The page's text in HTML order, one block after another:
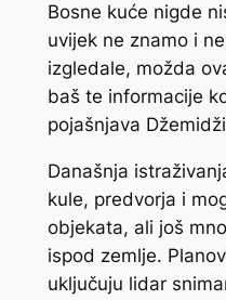
Bosne kuće nigde
uvijek ne znamo i
izgledale, možda
baš te informacije
pojašnjava
Današnja
kule, predvorja i
objekata, ali još
ispod zemlje.
uključuju lidar